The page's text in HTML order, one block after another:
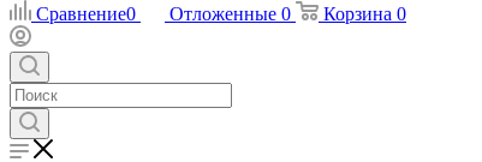
Сравнение0 Отложенные 0 Корзина 0